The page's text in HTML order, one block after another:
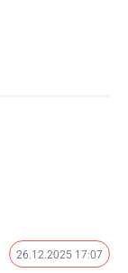
26.12.2025 17:07